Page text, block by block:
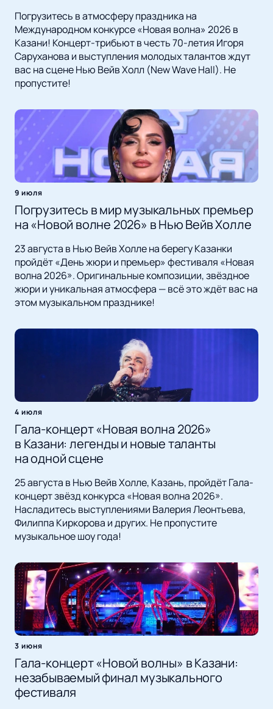
Погрузитесь в атмосферу праздника на
Международном конкурсе «Новая волна» 2026 в
Казани! Концерт-трибьют в честь 70-летия Игоря
Саруханова и выступления молодых талантов ждут
вас на сцене Нью Вейв Холл (New Wave Hall). Не
пропустите!
9 июля
Погрузитесь в мир музыкальных премьер
на «Новой волне 2026» в Нью Вейв Холле
23 августа в Нью Вейв Холле на берегу Казанки
пройдёт «День жюри и премьер» фестиваля «Новая
волна 2026». Оригинальные композиции, звёздное
жюри и уникальная атмосфера — всё это ждёт вас на
этом музыкальном празднике!
4 июля
Гала-концерт «Новая волна 2026»
в Казани: легенды и новые таланты
на одной сцене
25 августа в Нью Вейв Холле, Казань, пройдёт Гала-
концерт звёзд конкурса «Новая волна 2026».
Насладитесь выступлениями Валерия Леонтьева,
Филиппа Киркорова и других. Не пропустите
музыкальное шоу года!
3 июня
Гала-концерт «Новой волны» в Казани:
незабываемый финал музыкального
фестиваля